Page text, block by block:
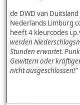
de DWD van
Nederlands Limburg
heeft 4 kleurcodes
werden
Stunden erwartet.
Gewittern oder
nicht ausgeschlossen!"